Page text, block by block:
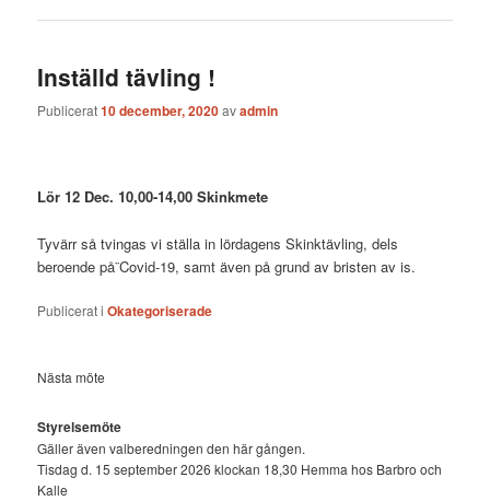
Inställd tävling !
Publicerat10 december, 2020avadmin
Lör 12 Dec. 10,00-14,00 Skinkmete
Tyvärr så tvingas vi ställa in lördagens Skinktävling, dels
beroende på¨Covid-19, samt även på grund av bristen av is.
Publicerat i Okategoriserade
Nästa möte
Styrelsemöte
Gäller även valberedningen den här gången.
Tisdag d. 15 september 2026 klockan 18,30 Hemma hos Barbro och
Kalle